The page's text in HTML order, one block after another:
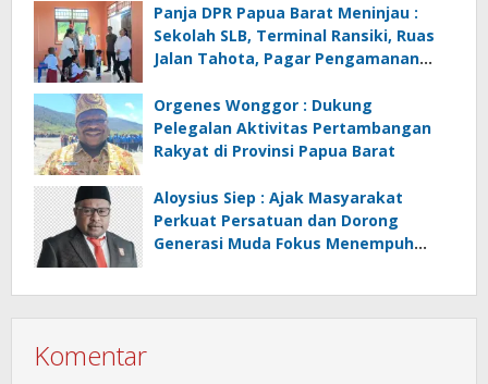
Panja DPR Papua Barat Meninjau :
Sekolah SLB, Terminal Ransiki, Ruas
Jalan Tahota, Pagar Pengamanan
Orgenes Wonggor : Dukung
Pelegalan Aktivitas Pertambangan
Rakyat di Provinsi Papua Barat
Aloysius Siep : Ajak Masyarakat
Perkuat Persatuan dan Dorong
Generasi Muda Fokus Menempuh
Komentar